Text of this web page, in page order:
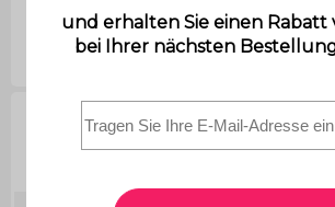
Technische Informationen